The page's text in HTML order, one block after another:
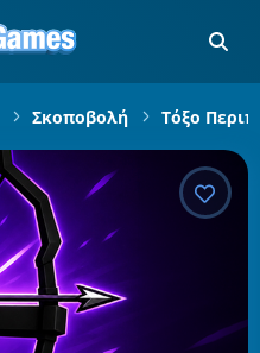
Σκοποβολή Τόξο